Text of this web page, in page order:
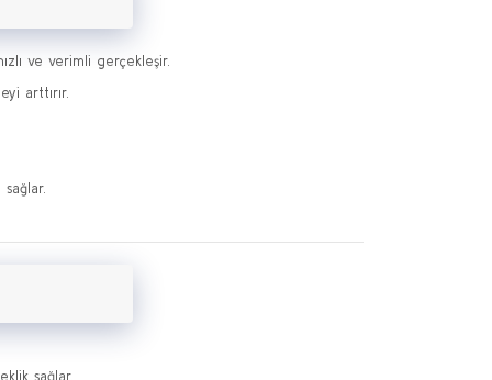
ve verimli gerçekleşir.
arttırır.
sağlar.